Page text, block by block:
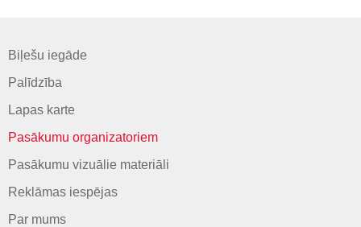
Biļešu iegāde
Palīdzība
Lapas karte
Pasākumu organizatoriem
Pasākumu vizuālie materiāli
Reklāmas iespējas
Par mums